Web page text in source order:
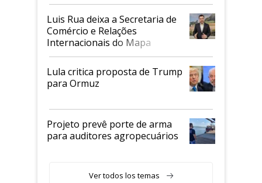
Luis Rua deixa a Secretaria de
Comércio e Relações
Internacionais do Mapa
Lula critica proposta de Trump
para Ormuz
Projeto prevê porte de arma
para auditores agropecuários
Ver todos los temas